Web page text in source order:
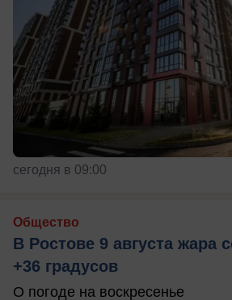
сегодня в 09:00
Общество
В Ростове 9 августа жара
+36 градусов
О погоде на воскресенье